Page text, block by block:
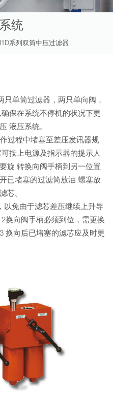
统
系列双筒中压过滤器
单筒过滤器，两只单向阀，
保在系统不停机的状况下更
液压系统。
过程中堵塞至差压发讯器规
按上电源及指示器的提示人
旋 转换向阀手柄到另一位置
已堵塞的过滤筒放油 螺塞放
芯。
免由于滤芯差压继续上升导
换向阀手柄必须到位，需更换
换向后已堵塞的滤芯应及时更